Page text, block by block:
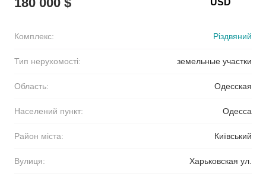
Комплекс: Різдвяний
Тип нерухомості: земельные участки
Область: Одесская
Населений пункт: Одесса
Район міста: Київський
Вулиця: Харьковская ул.